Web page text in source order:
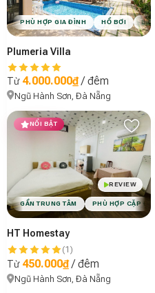
PHÙ HỢP GIA ĐÌNH HỒ BƠI BBQ
Plumeria Villa
Từ 4.000.000₫/ đêm
Ngũ Hành Sơn, Đà Nẵng
NỔI BẬT
REVIEW
GẦN TRUNG TÂM PHÙ HỢP CẶP ĐÔI
HT Homestay
(1)
Từ 450.000₫/ đêm
Ngũ Hành Sơn, Đà Nẵng